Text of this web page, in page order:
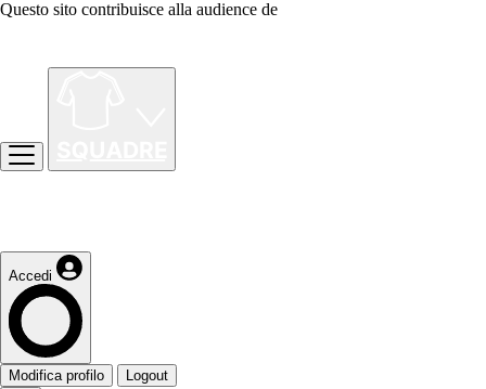
Questo sito contribuisce alla audience de
Accedi
Modifica profilo Logout